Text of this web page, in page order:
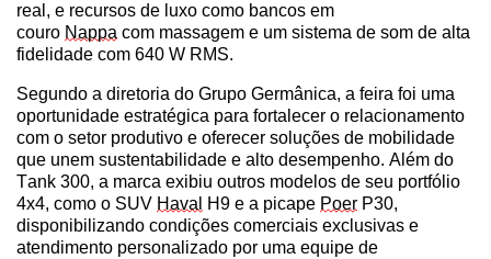
real, e recursos de luxo como bancos em
couro Nappa com massagem e um sistema de som de alta
fidelidade com 640 W RMS.
Segundo a diretoria do Grupo Germânica, a feira foi uma
oportunidade estratégica para fortalecer o relacionamento
com o setor produtivo e oferecer soluções de mobilidade
que unem sustentabilidade e alto desempenho. Além do
Tank 300, a marca exibiu outros modelos de seu portfólio
4x4, como o SUV Haval H9 e a picape Poer P30,
disponibilizando condições comerciais exclusivas e
atendimento personalizado por uma equipe de